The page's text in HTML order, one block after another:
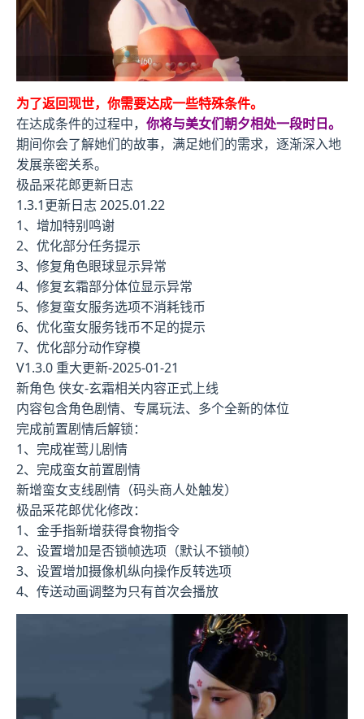
为了返回现世，你需要达成一些特殊条件。
在达成条件的过程中， 你将与美女们朝夕相处一段时日。
期间你会了解她们的故事，满足她们的需求，逐渐深入地
发展亲密关系。
极品采花郎更新日志
1.3.1更新日志 2025.01.22
1、增加特别鸣谢
2、优化部分任务提示
3、修复角色眼球显示异常
4、修复玄霜部分体位显示异常
5、修复蛮女服务选项不消耗钱币
6、优化蛮女服务钱币不足的提示
7、优化部分动作穿模
V1.3.0 重大更新-2025-01-21
新角色 侠女-玄霜相关内容正式上线
内容包含角色剧情、专属玩法、多个全新的体位
完成前置剧情后解锁：
1、完成崔莺儿剧情
2、完成蛮女前置剧情
新增蛮女支线剧情（码头商人处触发）
极品采花郎优化修改：
1、金手指新增获得食物指令
2、设置增加是否锁帧选项（默认不锁帧）
3、设置增加摄像机纵向操作反转选项
4、传送动画调整为只有首次会播放